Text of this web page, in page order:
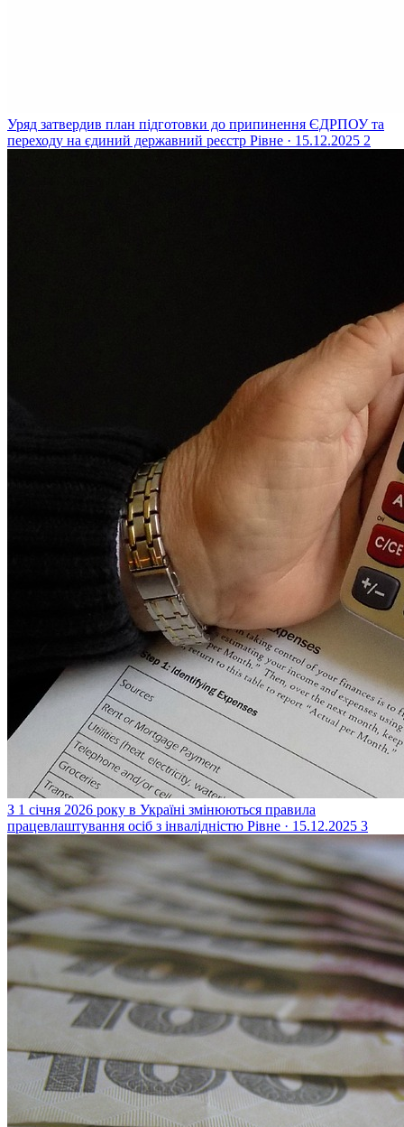
Уряд затвердив план підготовки до припинення ЄДРПОУ та
переходу на єдиний державний реєстр Рівне · 15.12.2025 2
З 1 січня 2026 року в Україні змінюються правила
працевлаштування осіб з інвалідністю Рівне · 15.12.2025 3